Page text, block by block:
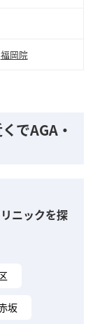
福岡院
でAGA・
ニックを探
坂